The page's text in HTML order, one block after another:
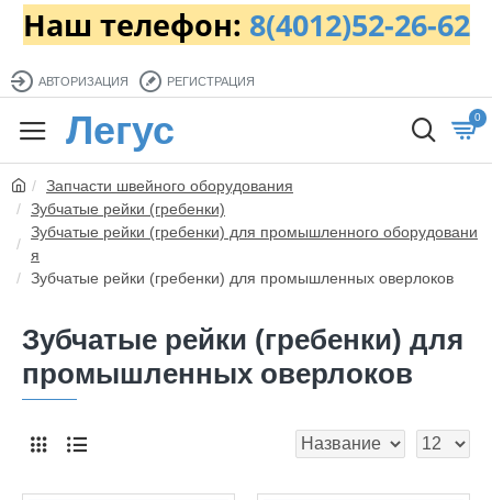
Наш телефон: 8(4012)52-26-62
АВТОРИЗАЦИЯ РЕГИСТРАЦИЯ
Легус 0
Запчасти швейного оборудования
Зубчатые рейки (гребенки)
Зубчатые рейки (гребенки) для промышленного оборудовани
я
Зубчатые рейки (гребенки) для промышленных оверлоков
Зубчатые рейки (гребенки) для
промышленных оверлоков